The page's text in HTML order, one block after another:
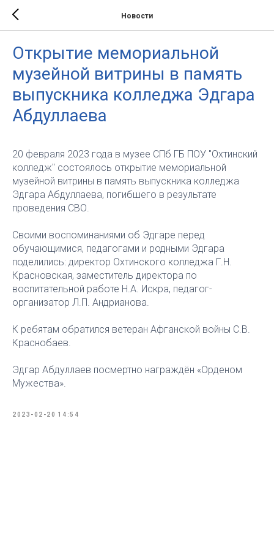
Новости
Открытие мемориальной
музейной витрины в память
выпускника колледжа Эдгара
Абдуллаева
20 февраля 2023 года в музее СПб ГБ ПОУ "Охтинский
колледж" состоялось открытие мемориальной
музейной витрины в память выпускника колледжа
Эдгара Абдуллаева, погибшего в результате
проведения СВО.
Своими воспоминаниями об Эдгаре перед
обучающимися, педагогами и родными Эдгара
поделились: директор Охтинского колледжа Г.Н.
Красновская, заместитель директора по
воспитательной работе Н.А. Искра, педагог-
организатор Л.П. Андрианова.
К ребятам обратился ветеран Афганской войны С.В.
Краснобаев.
Эдгар Абдуллаев посмертно награждён «Орденом
Мужества».
2023-02-20 14:54